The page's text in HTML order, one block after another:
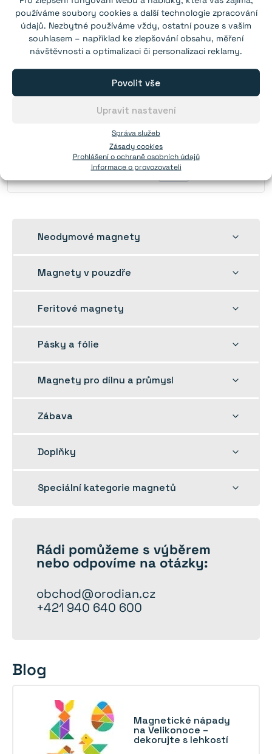
používáme soubory cookies a další technologie zpracování
údajů. Nezbytné používáme vždy, ostatní pouze s vaším
souhlasem – například ke zlepšování obsahu, měření
návštěvnosti a optimalizaci či personalizaci reklamy.
Správa služeb
Povolit vše
Upravit nastavení
Zásady cookies
Prohlášení o ochraně osobních údajů
Informace o provozovateli
25×8 mm
Síla:14 kg(N38)
Závit: M5
Od 35 ks:
Neodymové magnety
Rozbalit
Magnety v pouzdře
Rozbalit
Feritové magnety
Rozbalit
Pásky a fólie
Rozbalit
Magnety pro dílnu a průmysl
Rozbalit
Zábava
Rozbalit
Doplňky
Rozbalit
Speciální kategorie magnetů
Rozbalit
Rádi pomůžeme s výběrem
nebo odpovíme na otázky:
obchod@orodian.cz
+421 940 640 600
Blog
Magnetické nápady
na Velikonoce –
dekorujte s lehkostí